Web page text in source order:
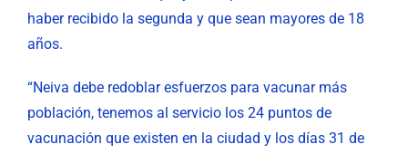
haber recibido la segunda y que sean mayores de 18
años.
“Neiva debe redoblar esfuerzos para vacunar más
población, tenemos al servicio los 24 puntos de
vacunación que existen en la ciudad y los días 31 de